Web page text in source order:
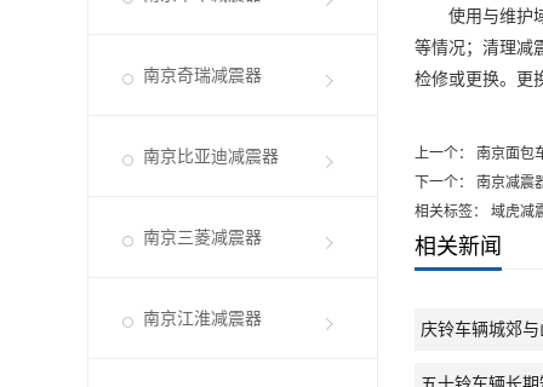
南京奇瑞减震器
南京比亚迪减震器
南京三菱减震器
南京江淮减震器
使用与维护域
等情况；清理减
检修或更换。更
上一个：
南京面包
下一个：
南京减震
相关标签： 域虎减
相关新闻
庆铃车辆城郊